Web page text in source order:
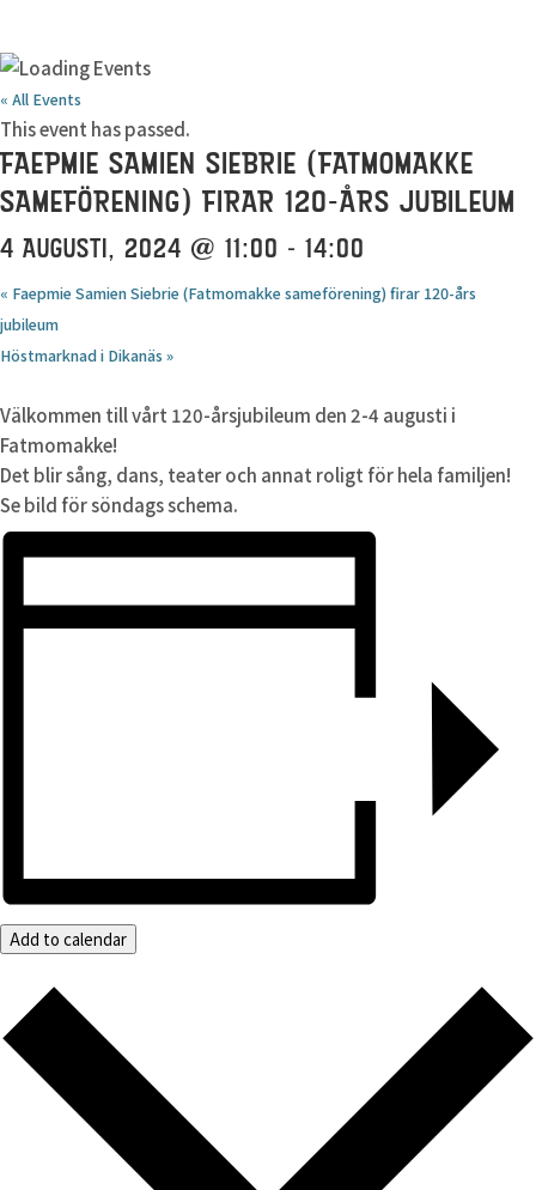
« All Events
This event has passed.
FAEPMIE SAMIEN SIEBRIE (FATMOMAKKE
SAMEFÖRENING) FIRAR 120-ÅRS JUBILEUM
4 AUGUSTI, 2024 @ 11:00 - 14:00
« Faepmie Samien Siebrie (Fatmomakke sameförening) firar 120-års
jubileum
Höstmarknad i Dikanäs »
Välkommen till vårt 120-årsjubileum den 2-4 augusti i
Fatmomakke!
Det blir sång, dans, teater och annat roligt för hela familjen!
Se bild för söndags schema.
Add to calendar